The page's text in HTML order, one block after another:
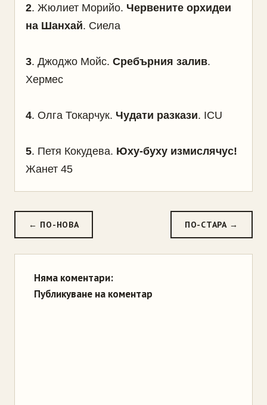
2. Жюлиет Морийо. Червените орхидеи
на Шанхай. Сиела
3. Джоджо Мойс. Сребърния залив.
Хермес
4. Олга Токарчук. Чудати разкази. ICU
5. Петя Кокудева. Юху-буху измислячус!
Жанет 45
← ПО-НОВА ПО-СТАРА →
Няма коментари:
Публикуване на коментар